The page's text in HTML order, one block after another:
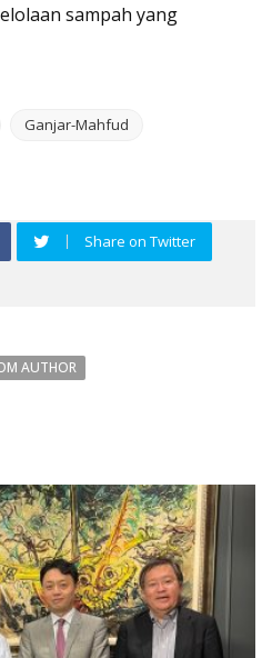
sampah yang
Ganjar-Mahfud
Share on Twitter
AUTHOR